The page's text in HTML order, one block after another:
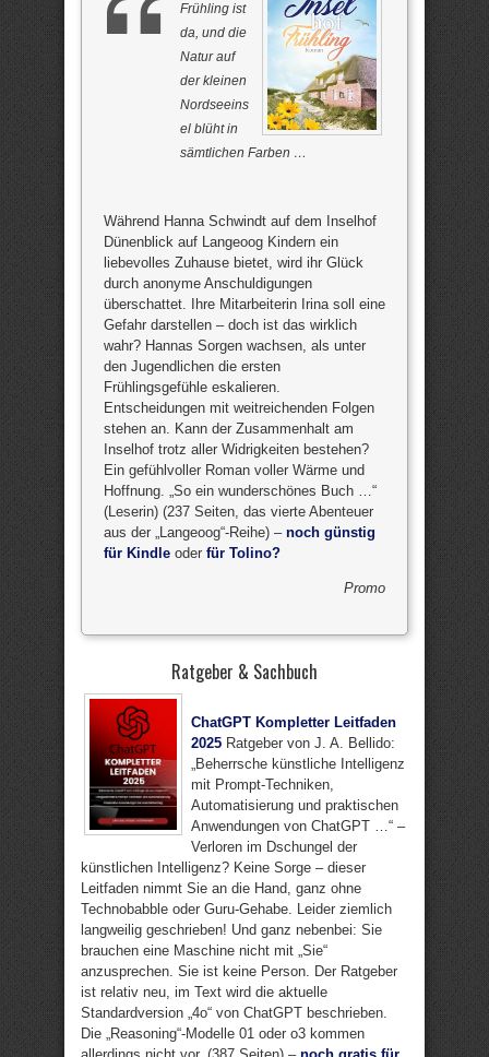
Frühling ist
da, und die
Natur auf
der kleinen
Nordseeins
el blüht in
sämtlichen Farben …
Während Hanna Schwindt auf dem Inselhof
Dünenblick auf Langeoog Kindern ein
liebevolles Zuhause bietet, wird ihr Glück
durch anonyme Anschuldigungen
überschattet. Ihre Mitarbeiterin Irina soll eine
Gefahr darstellen – doch ist das wirklich
wahr? Hannas Sorgen wachsen, als unter
den Jugendlichen die ersten
Frühlingsgefühle eskalieren.
Entscheidungen mit weitreichenden Folgen
stehen an. Kann der Zusammenhalt am
Inselhof trotz aller Widrigkeiten bestehen?
Ein gefühlvoller Roman voller Wärme und
Hoffnung. „So ein wunderschönes Buch …“
(Leserin) (237 Seiten, das vierte Abenteuer
aus der „Langeoog“-Reihe) – noch günstig
für Kindle oder für Tolino?
Promo
Ratgeber & Sachbuch
ChatGPT Kompletter Leitfaden
2025 Ratgeber von J. A. Bellido:
„Beherrsche künstliche Intelligenz
mit Prompt-Techniken,
Automatisierung und praktischen
Anwendungen von ChatGPT …“ –
Verloren im Dschungel der
künstlichen Intelligenz? Keine Sorge – dieser
Leitfaden nimmt Sie an die Hand, ganz ohne
Technobabble oder Guru-Gehabe. Leider ziemlich
langweilig geschrieben! Und ganz nebenbei: Sie
brauchen eine Maschine nicht mit „Sie“
anzusprechen. Sie ist keine Person. Der Ratgeber
ist relativ neu, im Text wird die aktuelle
Standardversion „4o“ von ChatGPT beschrieben.
Die „Reasoning“-Modelle 01 oder o3 kommen